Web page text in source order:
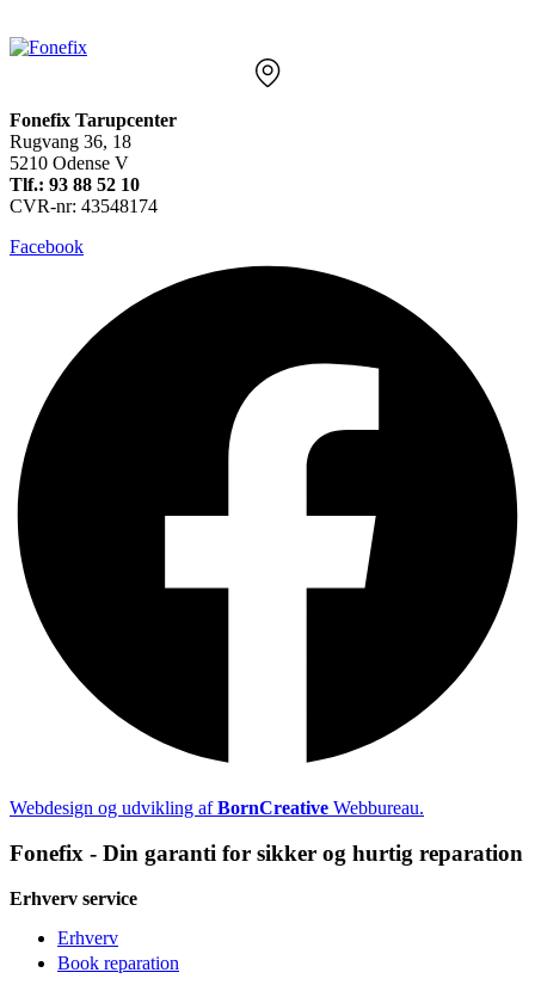
Fonefix Tarupcenter
Rugvang 36, 18
5210 Odense V
Tlf.: 93 88 52 10
CVR-nr: 43548174
Facebook
Webdesign og udvikling afBornCreative Webbureau.
Fonefix - Din garanti for sikker og hurtig reparation
Erhverv service
Erhverv
Book reparation